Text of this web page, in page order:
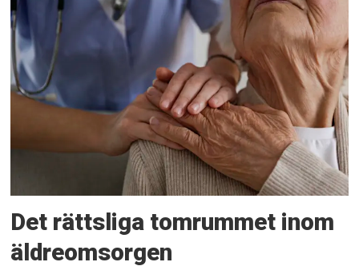
Det rättsliga tomrummet inom
äldreomsorgen